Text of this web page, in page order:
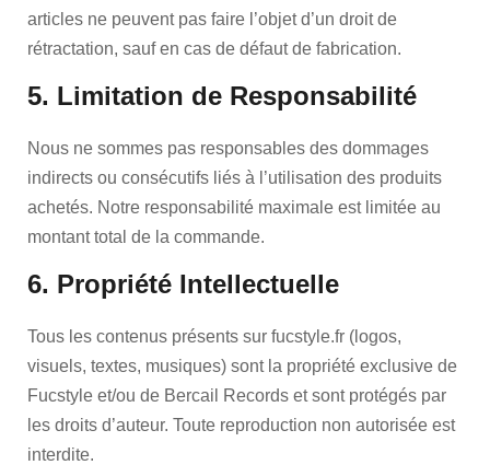
articles ne peuvent pas faire l’objet d’un droit de
rétractation, sauf en cas de défaut de fabrication.
5. Limitation de Responsabilité
Nous ne sommes pas responsables des dommages
indirects ou consécutifs liés à l’utilisation des produits
achetés. Notre responsabilité maximale est limitée au
montant total de la commande.
6. Propriété Intellectuelle
Tous les contenus présents sur fucstyle.fr (logos,
visuels, textes, musiques) sont la propriété exclusive de
Fucstyle et/ou de Bercail Records et sont protégés par
les droits d’auteur. Toute reproduction non autorisée est
interdite.